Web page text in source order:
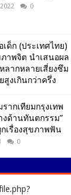
0
ด็ก (ประเทศไทย)
าพจิต นำเสนอผล
ลากหลายเสี่ยงซึม
สูงเกินกว่าครึ่ง
ากเทียมกรุงเทพ
งด้านทันตกรรม”
เรื่องสุขภาพฟัน
0